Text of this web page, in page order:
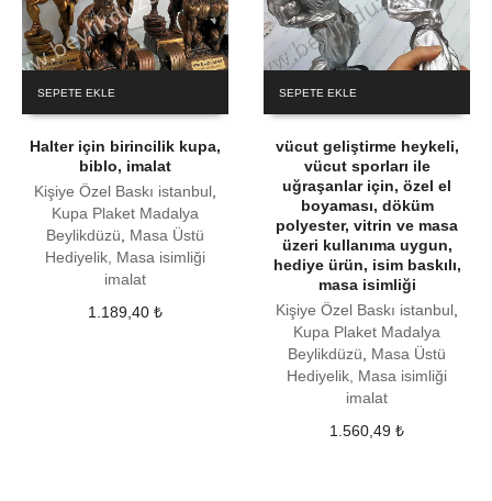
SEPETE EKLE
Halter için birincilik kupa,
biblo, imalat
Kişiye Özel Baskı istanbul,
Kupa Plaket Madalya
Beylikdüzü
Masa Üstü
Hediyelik, Masa isimliği
imalat
1.189,40 ₺
SEPETE EKLE
vücut geliştirme heykeli,
vücut sporları ile
uğraşanlar için, özel el
boyaması, döküm
polyester, vitrin ve masa
üzeri kullanıma uygun,
hediye ürün, isim baskılı,
masa isimliği
Kişiye Özel Baskı istanbul
Kupa Plaket Madalya
Beylikdüzü
Masa Üstü
Hediyelik, Masa isimliği
imalat
1.560,49₺